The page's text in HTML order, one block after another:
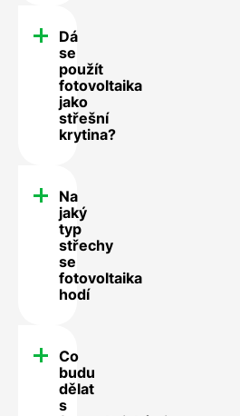
Dá
se
použít
fotovoltaika
jako
střešní
krytina?
Na
jaký
typ
střechy
se
fotovoltaika
hodí
Co
budu
dělat
s